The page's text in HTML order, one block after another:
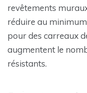
revêtements
réduire au
pour des carreaux
augmentent le
résistants.